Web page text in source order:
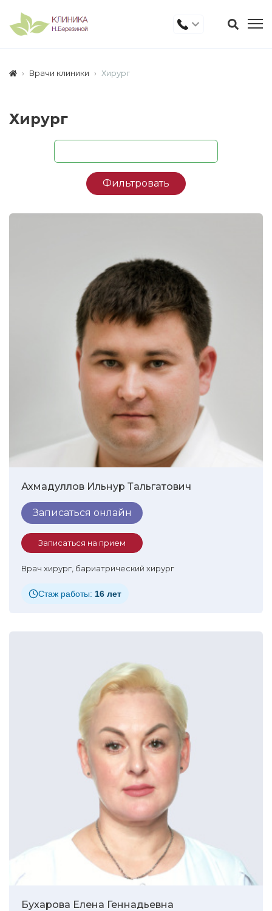
Врачи клиники Хирург
Хирург
Фильтровать
Ахмадуллов Ильнур Тальгатович
Записаться онлайн
Записаться на прием
Врач хирург, бариатрический хирург
Стаж работы: 16 лет
Бухарова Елена Геннадьевна